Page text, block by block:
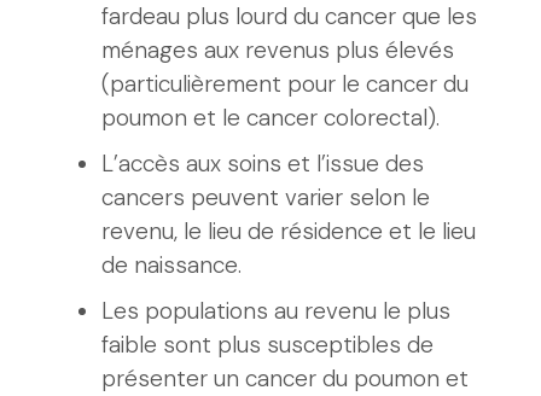
fardeau plus lourd du cancer que les
ménages aux revenus plus élevés
(particulièrement pour le cancer du
poumon et le cancer colorectal).
L’accès aux soins et l’issue des
cancers peuvent varier selon le
revenu, le lieu de résidence et le lieu
de naissance.
Les populations au revenu le plus
faible sont plus susceptibles de
présenter un cancer du poumon et